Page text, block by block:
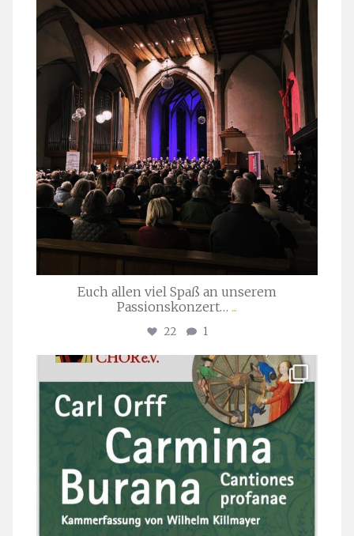
stuttgarter_oratorienchor
März 24
Euch allen viel Spaß an unserem
Passionskonzert… ...
22 1
stuttgarter_oratorienchor
Juli 22